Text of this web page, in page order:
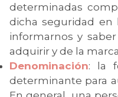
determinadas
dicha seguridad en
informarnos y
adquirir y de la
Denominación: la
determinante para